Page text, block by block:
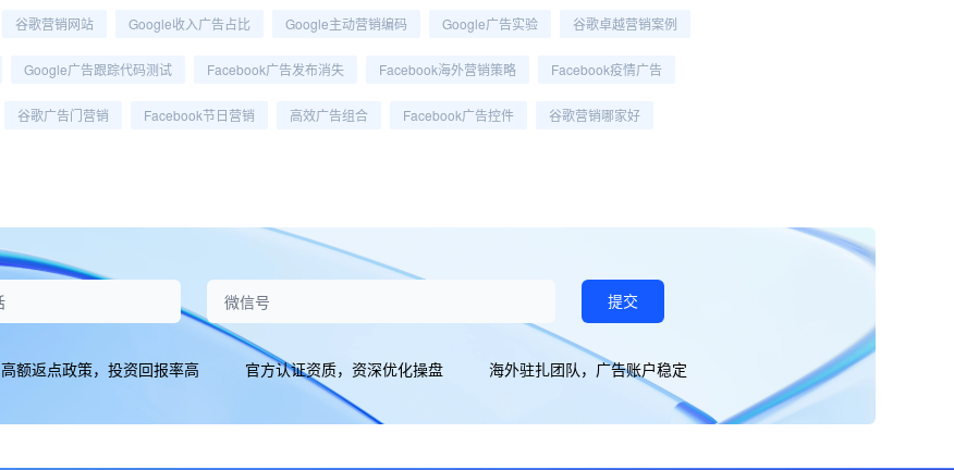
谷歌营销网站 Google收入广告占比 Google主动营销编码 Google广告实验 谷歌卓越营销案例
Google广告跟踪代码测试 Facebook广告发布消失 Facebook海外营销策略 Facebook疫情广告
谷歌广告门营销 Facebook节日营销 高效广告组合 Facebook广告控件 谷歌营销哪家好
提交
高额返点政策，投资回报率高 官方认证资质，资深优化操盘 海外驻扎团队，广告账户稳定